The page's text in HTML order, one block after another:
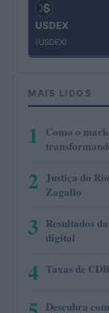
USDEX
(USDEX)
MAIS LIDOS
1
Como o
2
Justiça do
Zagallo
3 Resultados
digital
4 Taxas de
Descubra